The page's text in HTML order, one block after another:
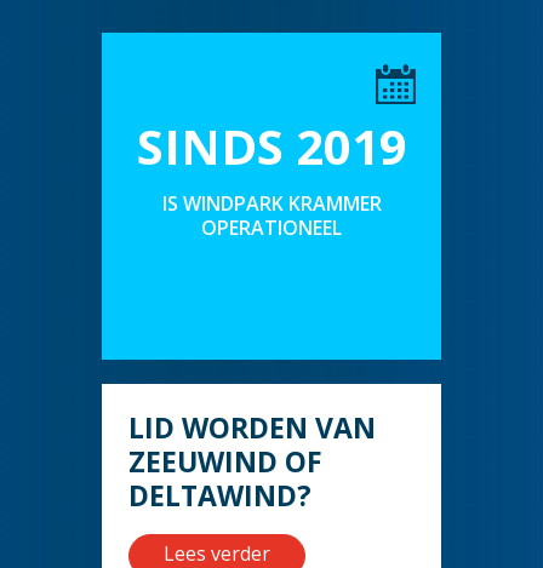
SINDS 2019
IS WINDPARK KRAMMER
OPERATIONEEL
LID WORDEN VAN
ZEEUWIND OF
DELTAWIND?
Lees verder